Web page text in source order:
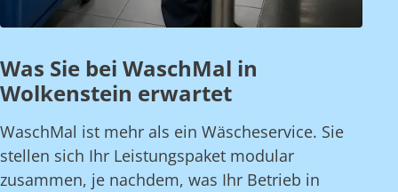
Was Sie bei WaschMal in
Wolkenstein erwartet
WaschMal ist mehr als ein Wäscheservice. Sie
stellen sich Ihr Leistungspaket modular
zusammen, je nachdem, was Ihr Betrieb in